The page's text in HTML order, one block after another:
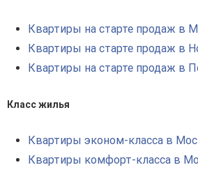
Квартиры на старте продаж в
Квартиры на старте продаж в
Квартиры на старте продаж в
Класс жилья
Квартиры эконом-класса в
Квартиры комфорт-класса в